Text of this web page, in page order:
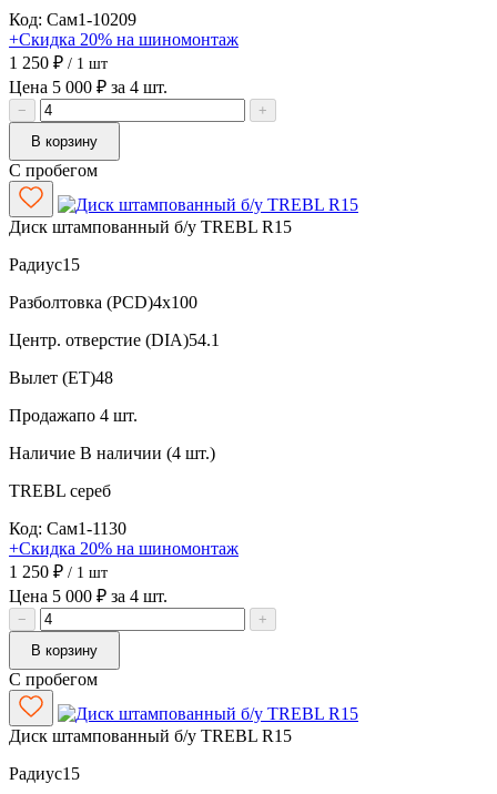
Код: Сам1-10209
+Скидка 20% на шиномонтаж
1 250 ₽ / 1 шт
Цена 5 000 ₽ за 4 шт.
−
+
В корзину
С пробегом
Диск штампованный б/у TREBL R15
Радиус15
Разболтовка (PCD)4x100
Центр. отверстие (DIA)54.1
Вылет (ET)48
Продажапо 4 шт.
Наличие В наличии (4 шт.)
TREBL сереб
Код: Сам1-1130
+Скидка 20% на шиномонтаж
1 250 ₽ / 1 шт
Цена 5 000 ₽ за 4 шт.
−
+
В корзину
С пробегом
Диск штампованный б/у TREBL R15
Радиус15